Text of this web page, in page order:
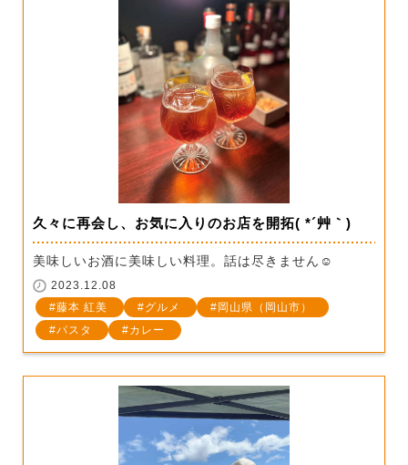
久々に再会し、お気に入りのお店を開拓( *´艸｀)
美味しいお酒に美味しい料理。話は尽きません☺
2023.12.08
藤本 紅美
グルメ
岡山県（岡山市）
パスタ
カレー